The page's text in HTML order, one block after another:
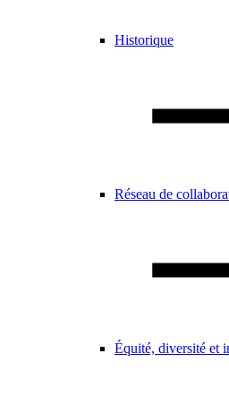
Historique
Réseau de
Équité, diversité et